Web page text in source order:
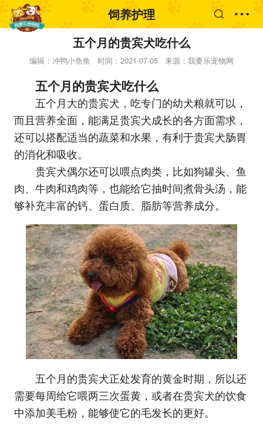
饲养护理
五个月的贵宾犬吃什么
编辑：冲鸭小鱼鱼 时间：2021-07-05 来源：我要乐宠物网
五个月的贵宾犬吃什么
五个月大的贵宾犬，吃专门的幼犬粮就可以，
而且营养全面，能满足贵宾犬成长的各方面需求，
还可以搭配适当的蔬菜和水果，有利于贵宾犬肠胃
的消化和吸收。
贵宾犬偶尔还可以喂点肉类，比如狗罐头、鱼
肉、牛肉和鸡肉等，也能给它抽时间煮骨头汤，能
够补充丰富的钙、蛋白质、脂肪等营养成分。
五个月的贵宾犬正处发育的黄金时期，所以还
需要每周给它喂两三次蛋黄，或者在贵宾犬的饮食
中添加美毛粉，能够使它的毛发长的更好。